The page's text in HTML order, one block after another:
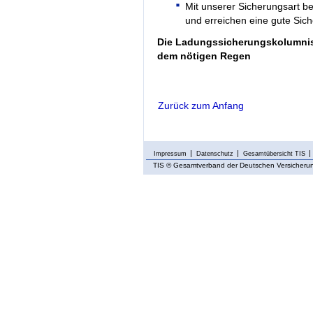
Mit unserer Sicherungsart
und erreichen eine gute
Die
dem nötigen Regen
Zurück zum Anfang
Impressum Datenschutz Gesamtübersicht TIS
TIS © Gesamtverband der Deutschen